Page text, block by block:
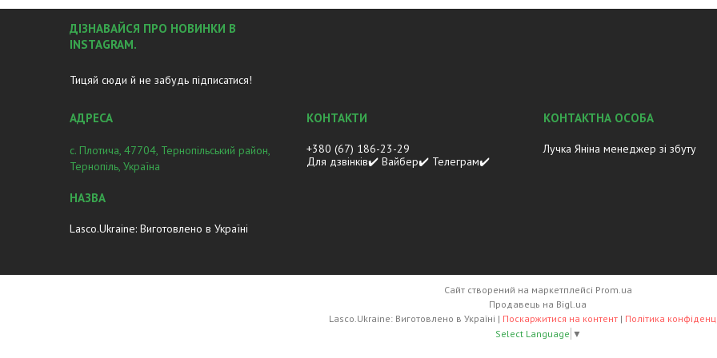
ДІЗНАВАЙСЯ ПРО НОВИНКИ В
INSTAGRAM.
Тицяй сюди й не забудь підписатися!
с. Плотича, 47704, Тернопільський район,
Тернопіль, Україна
Lasco.Ukraine: Виготовлено в Україні
+380 (67) 186-23-29
Для дзвінків✔️ Вайбер✔️ Телеграм✔️
Лучка Яніна менеджер зі збуту
Сайт створений на маркетплейсі Prom.ua
Продавець на Bigl.ua
Lasco.Ukraine: Виготовлено в Україні | Поскаржитися на контент | Політика
Select Language ▼